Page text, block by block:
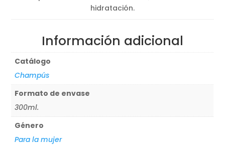
hidratación.
Información adicional
Catálogo
Champús
Formato de envase
300ml.
Género
Para la mujer